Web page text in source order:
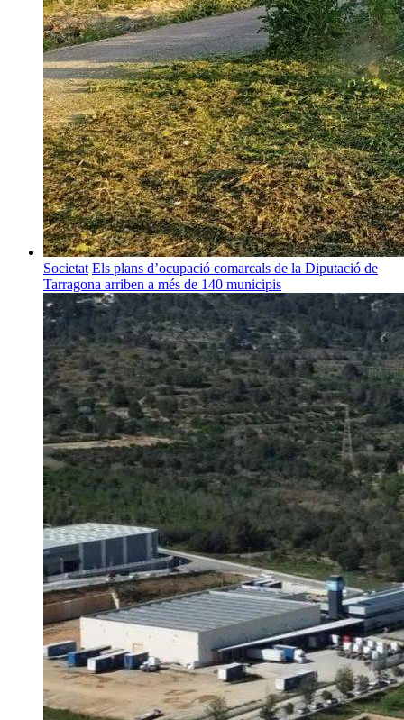
Societat Els plans d’ocupació comarcals de la Diputació de
Tarragona arriben a més de 140 municipis